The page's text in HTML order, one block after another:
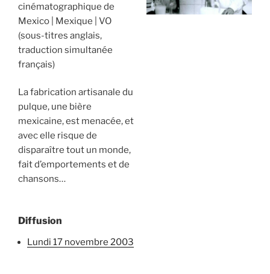
cinématographique de
Mexico
Mexique
VO
(sous-titres anglais,
traduction simultanée
français)
La fabrication artisanale du
pulque, une bière
mexicaine, est menacée, et
avec elle risque de
disparaître tout un monde,
fait d’emportements et de
chansons…
Diffusion
lundi 17 novembre 2003